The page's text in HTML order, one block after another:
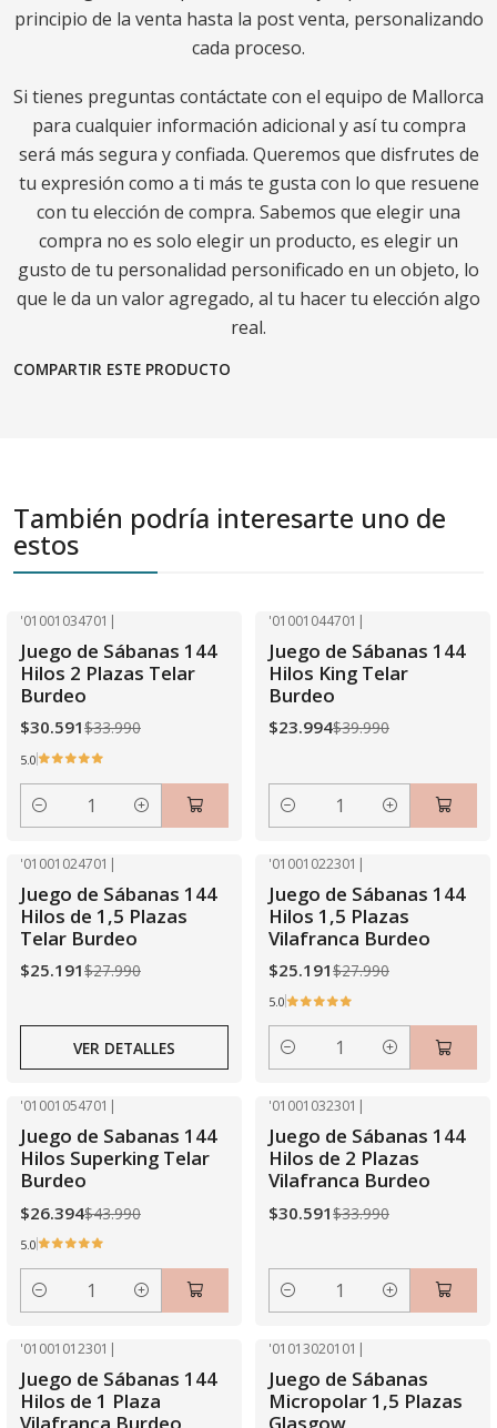
principio de la venta hasta la post venta, personalizando
cada proceso.
Si tienes preguntas contáctate con el equipo de Mallorca
para cualquier información adicional y así tu compra
será más segura y confiada. Queremos que disfrutes de
tu expresión como a ti más te gusta con lo que resuene
con tu elección de compra. Sabemos que elegir una
compra no es solo elegir un producto, es elegir un
gusto de tu personalidad personificado en un objeto, lo
que le da un valor agregado, al tu hacer tu elección algo
real.
COMPARTIR ESTE PRODUCTO
También podría interesarte uno de
estos
'01001034701 |
Juego de Sábanas 144
Hilos 2 Plazas Telar
Burdeo
$30.591$33.990
5.0
Cantidad
'01001044701 |
Juego de Sábanas 144
Hilos King Telar
Burdeo
$23.994$39.990
Cantidad
Agotado
'01001024701 |
Juego de Sábanas 144
Hilos de 1,5 Plazas
Telar Burdeo
$25.191$27.990
VER DETALLES
'01001022301 |
Juego de Sábanas 144
Hilos 1,5 Plazas
Vilafranca Burdeo
$25.191$27.990
5.0
Cantidad
'01001054701 |
Juego de Sabanas 144
Hilos Superking Telar
Burdeo
$26.394$43.990
5.0
Cantidad
'01001032301 |
Juego de Sábanas 144
Hilos de 2 Plazas
Vilafranca Burdeo
$30.591$33.990
Cantidad
'01001012301 |
Juego de Sábanas 144
Hilos de 1 Plaza
Vilafranca Burdeo
'01013020101 |
Juego de Sábanas
Micropolar 1,5 Plazas
Glasgow